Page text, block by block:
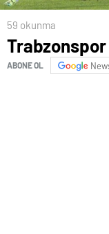
59 okunma
Trabzonspor
ABONE OL